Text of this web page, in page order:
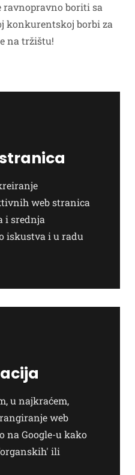
boriti sa
konkurentskoj borbi za
na tržištu!
web stranica
i srednja
iskustva i u radu
u najkraćem,
web
na Google-u kako
ili